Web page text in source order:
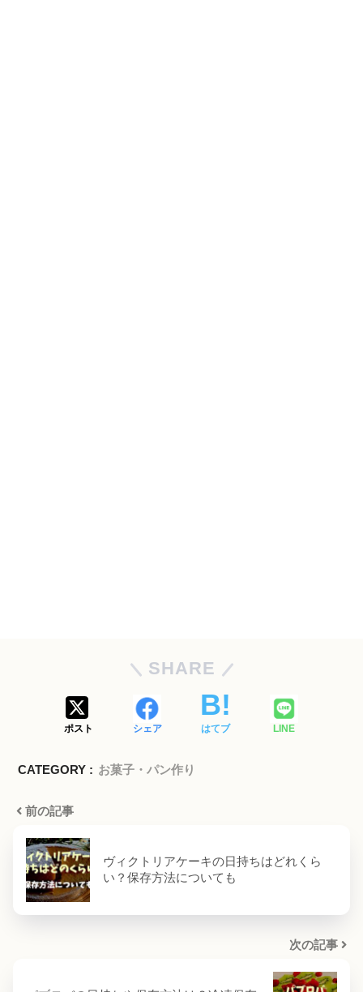
SHARE
ポスト シェア はてブ LINE
CATEGORY : お菓子・パン作り
前の記事
ヴィクトリアケーキの日持ちはどれくら
い？保存方法についても
次の記事